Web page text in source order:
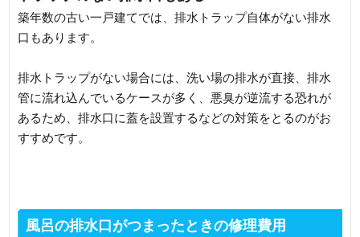
築年数の古い一戸建てでは、排水トラップ自体がない排水
口もあります。
排水トラップがない場合には、洗い場の排水が直接、排水
管に流れ込んでいるケースが多く、悪臭が逆流する恐れが
あるため、排水口に蓋を設置するなどの対策をとるのがお
すすめです。
風呂の排水口がつまったときの修理費用